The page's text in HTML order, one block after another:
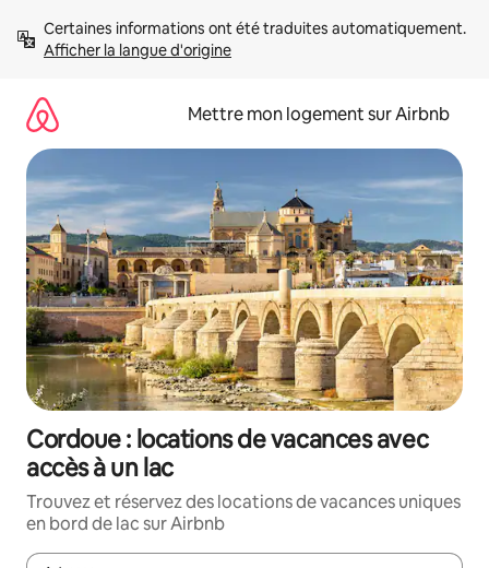
directement
Afficher la langue d'origine
Mettre mon logement sur Airbnb
Cordoue : locations de vacances avec
accès à un lac
Trouvez et réservez des locations de vacances uniques
en bord de lac sur Airbnb